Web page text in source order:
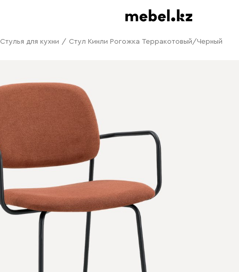
Стулья для кухни / Стул Кинли Рогожка Терракотовый/Черный